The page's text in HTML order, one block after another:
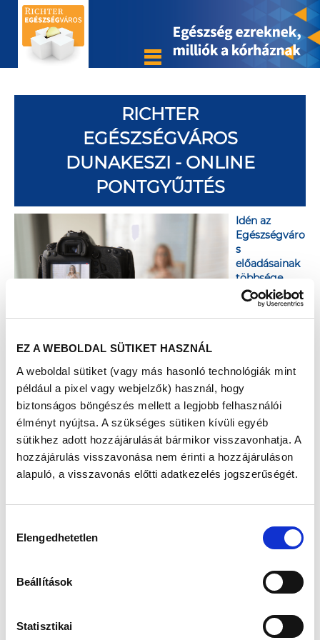
EZ A WEBOLDAL SÜTIKET HASZNÁL
A weboldal sütiket (vagy más hasonló technológiák mint
például a pixel vagy webjelzők) használ, hogy
biztonságos böngészés mellett a legjobb felhasználói
élményt nyújtsa. A szükséges sütiken kívüli egyéb
sütikhez adott hozzájárulását bármikor visszavonhatja. A
hozzájárulás visszavonása nem érinti a hozzájáruláson
alapuló, a visszavonás előtti adatkezelés jogszerűségét.
kiválasztása
Elengedhetetlen
Beállítások
Statisztikai
RICHTER
EGÉSZSÉGVÁROS
DUNAKESZI - ONLINE
PONTGYŰJTÉS
Idén az
Egészségváro
s
előadásainak
többsége
online is
követhető
lesz, aRichter
Facebook-eseményében, hogy azok is részt vehessenek a
rendezvényen, akik személyesen nem tudnak kilátogatni a
Katonadombra.
Az online aktivitás ugyanúgy értékes forintokat ér a
Dunakeszi Szakorvosi Rendelőintézetnek, mint a
személyes részvétel. A lakosok ugyanis -akárcsak a
szűréseken és a tanácsadásokon való részvétellel - az
Az élő közvetítések az alábbi időpontokban és témákban
11:30-12:15 Mit jelent a tudatos gyógyszerhasználat? Szily
Nóra beszélhet a Richter Anna díjas SzeddViddVédd
12:15-13:00 Várandósság és szoptatás alatt is lendületesen